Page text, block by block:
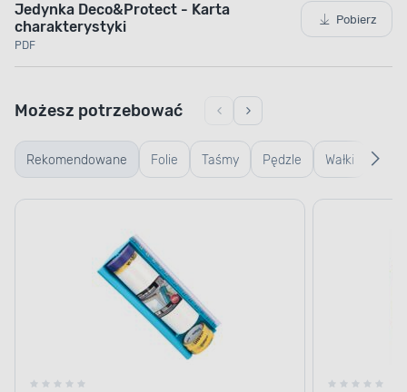
SZYBKI PROCES SCHNIĘCIA
Sprawny remont
Przeprowadź prace wykończeniowe w sprawny
sposób. Produkt bardzo szybko wysycha, dzięki
czemu nie potrzeba wiele czasu, aby przystąpić
do kolejnych etapów remontu. Przekonaj się, że
samodzielna renowacja nie zabiera wiele czasu.
Jedynka Deco&Protect - Karta
charakterystyki
PDF
Pobierz
Rekomendowane Folie Taśmy Pędzle Wałki
Możesz potrzebować